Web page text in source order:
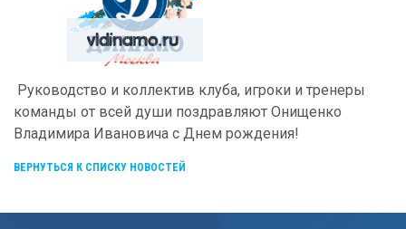
Руководство и коллектив клуба, игроки и тренеры
команды от всей души поздравляют Онищенко
Владимира Ивановича с Днем рождения!
ВЕРНУТЬСЯ К СПИСКУ НОВОСТЕЙ